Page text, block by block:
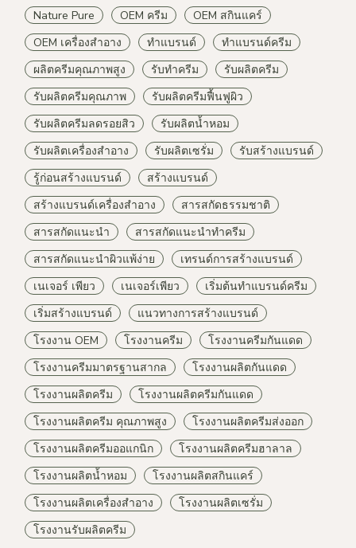
Nature Pure OEM ครีม
OEM สกินแคร์
OEM เครื่องสำอาง
ทำแบรนด์
ทำแบรนด์ครีม
ผลิตครีมคุณภาพสูง
รับทำครีม
รับผลิตครีม
รับผลิตครีมคุณภาพ
รับผลิตครีมฟื้นฟูผิว
รับผลิตครีมลดรอยสิว
รับผลิตน้ำหอม
รับผลิตเครื่องสำอาง
รับผลิตเซรั่ม
รับสร้างแบรนด์
รู้ก่อนสร้างแบรนด์
สร้างแบรนด์
สร้างแบรนด์เครื่องสำอาง
สารสกัดธรรมชาติ
สารสกัดแนะนำ
สารสกัดแนะนำทำครีม
สารสกัดแนะนำผิวแพ้ง่าย
เทรนด์การสร้างแบรนด์
เนเจอร์ เพียว
เนเจอร์เพียว
เริ่มต้นทำแบรนด์ครีม
เริ่มสร้างแบรนด์
แนวทางการสร้างแบรนด์
โรงงาน OEM
โรงงานครีม
โรงงานครีมกันแดด
โรงงานครีมมาตรฐานสากล
โรงงานผลิตกันแดด
โรงงานผลิตครีม
โรงงานผลิตครีมกันแดด
โรงงานผลิตครีม คุณภาพสูง
โรงงานผลิตครีมส่งออก
โรงงานผลิตครีมออแกนิก
โรงงานผลิตครีมฮาลาล
โรงงานผลิตน้ำหอม
โรงงานผลิตสกินแคร์
โรงงานผลิตเครื่องสำอาง
โรงงานผลิตเซรั่ม
โรงงานรับผลิตครีม